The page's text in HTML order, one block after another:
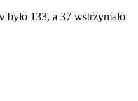
było 133, a 37 wstrzymało